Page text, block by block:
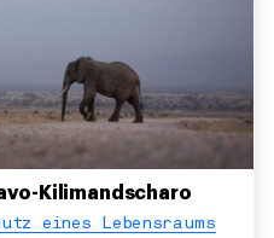
Kilimandscharo
eines Lebensraums